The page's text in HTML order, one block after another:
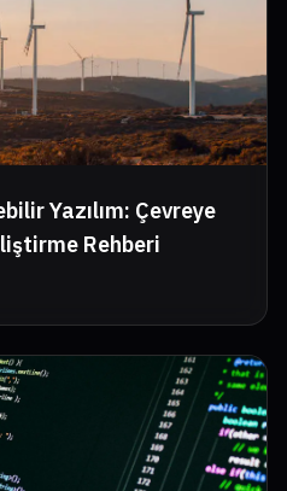
Yazılım: Çevreye
Rehberi